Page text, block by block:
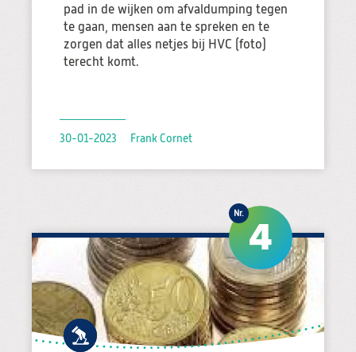
pad in de wijken om afvaldumping tegen
te gaan, mensen aan te spreken en te
zorgen dat alles netjes bij HVC (foto)
terecht komt.
30-01-2023 Frank Cornet
4